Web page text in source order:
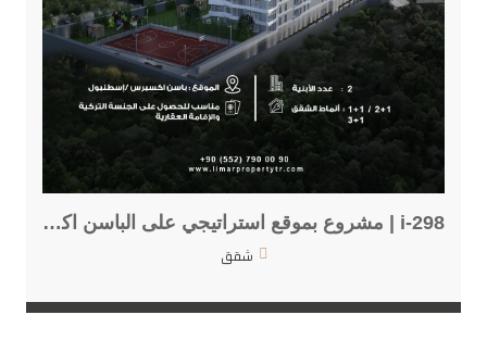
i-298 | مشروع بموقع استراتيجي على الباسن اكسبريس
شقق